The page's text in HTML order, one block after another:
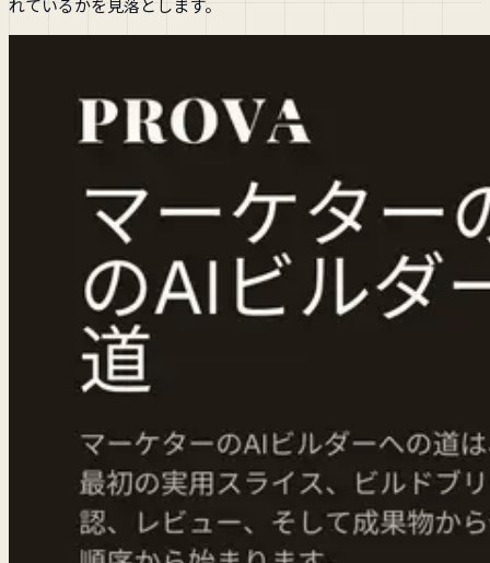
れているかを見落とします。